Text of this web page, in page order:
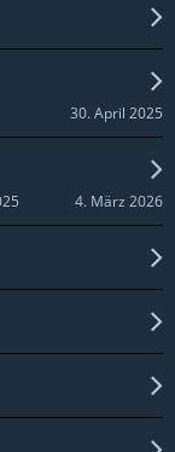
30. April 2025
4. März 2026